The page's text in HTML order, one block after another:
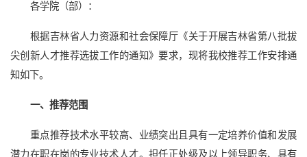
各学院（部）：
根据吉林省人力资源和社会保障厅《关于开展吉林省第八批拔
尖创新人才推荐选拔工作的通知》要求，现将我校推荐工作安排通
知如下。
一、推荐范围
重点推荐技术水平较高、业绩突出且具有一定培养价值和发展
潜力在职在岗的专业技术人才。担任正处级及以上领导职务、具有